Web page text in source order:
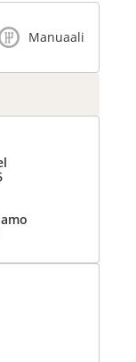
Manuaali